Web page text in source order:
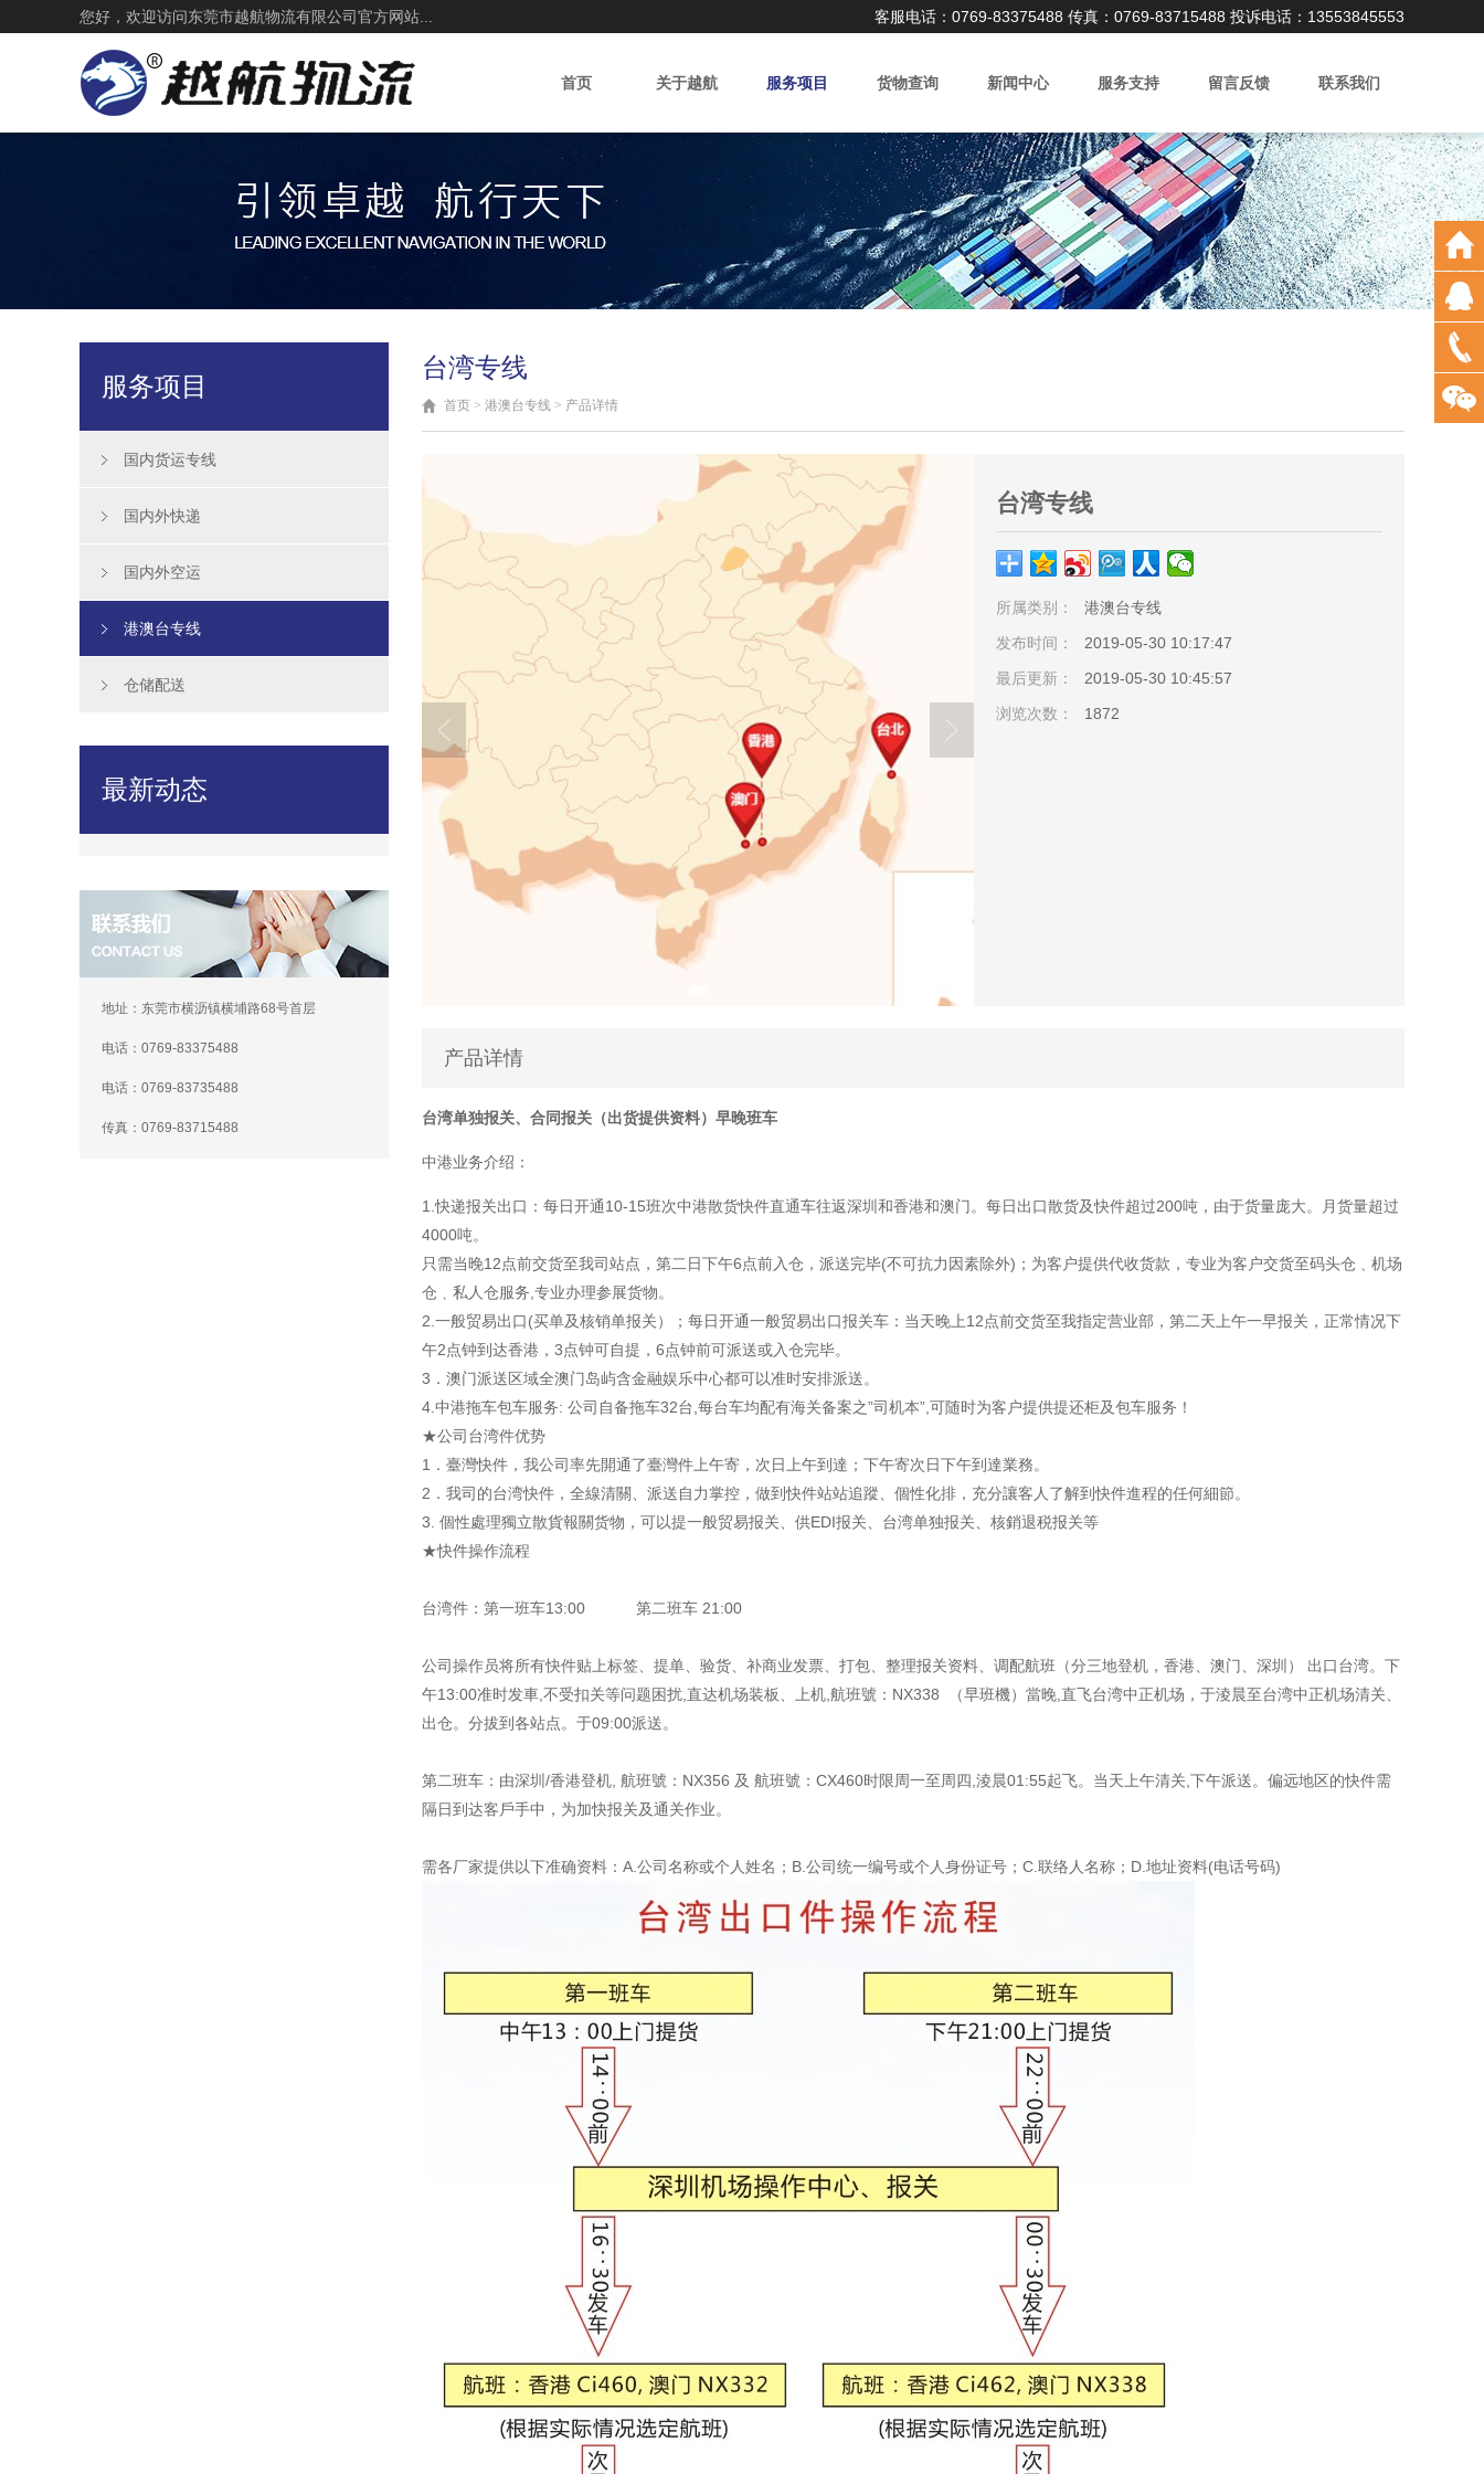
客服电话：0769-83375488 传真：0769-83715488 投诉电话：13553845553
您好，欢迎访问东莞市越航物流有限公司官方网站...
首页 关于越航 服务项目 货物查询 新闻中心 服务支持 留言反馈 联系我们
服务项目
国内货运专线
国内外快递
国内外空运
港澳台专线
仓储配送
最新动态
地址：东莞市横沥镇横埔路68号首层
电话：0769-83375488
电话：0769-83735488
传真：0769-83715488
台湾专线
首页 > 港澳台专线 > 产品详情
台湾专线
所属类别：
港澳台专线
发布时间：
2019-05-30 10:17:47
最后更新：
2019-05-30 10:45:57
浏览次数：
1872
产品详情
台湾单独报关、合同报关（出货提供资料）早晚班车
中港业务介绍：
1.快递报关出口：每日开通10-15班次中港散货快件直通车往返深圳和香港和澳门。每日出口散货及快件超过200吨，由于货量庞大。月货量超过
4000吨。
只需当晚12点前交货至我司站点，第二日下午6点前入仓，派送完毕(不可抗力因素除外)；为客户提供代收货款，专业为客户交货至码头仓﹑机场
仓﹑私人仓服务,专业办理参展货物。
2.一般贸易出口(买单及核销单报关）；每日开通一般贸易出口报关车：当天晚上12点前交货至我指定营业部，第二天上午一早报关，正常情况下
午2点钟到达香港，3点钟可自提，6点钟前可派送或入仓完毕。
3．澳门派送区域全澳门岛屿含金融娱乐中心都可以准时安排派送。
4.中港拖车包车服务: 公司自备拖车32台,每台车均配有海关备案之”司机本”,可随时为客户提供提还柜及包车服务！
★公司台湾件优势
1．臺灣快件，我公司率先開通了臺灣件上午寄，次日上午到達；下午寄次日下午到達業務。
2．我司的台湾快件，全線清關、派送自力掌控，做到快件站站追蹤、個性化排，充分讓客人了解到快件進程的任何細節。
3. 個性處理獨立散貨報關货物，可以提一般贸易报关、供EDI报关、台湾单独报关、核銷退税报关等
★快件操作流程
台湾件：第一班车13:00 第二班车 21:00
公司操作员将所有快件贴上标签、提单、验货、补商业发票、打包、整理报关资料、调配航班（分三地登机，香港、澳门、深圳） 出口台湾。下
午13:00准时发車,不受扣关等问题困扰,直达机场装板、上机,航班號：NX338 （早班機）當晚,直飞台湾中正机场，于淩晨至台湾中正机场清关、
出仓。分拔到各站点。于09:00派送。
第二班车：由深圳/香港登机, 航班號：NX356 及 航班號：CX460时限周一至周四,淩晨01:55起飞。当天上午清关,下午派送。偏远地区的快件需
隔日到达客戶手中，为加快报关及通关作业。
需各厂家提供以下准确资料：A.公司名称或个人姓名；B.公司统一编号或个人身份证号；C.联络人名称；D.地址资料(电话号码)